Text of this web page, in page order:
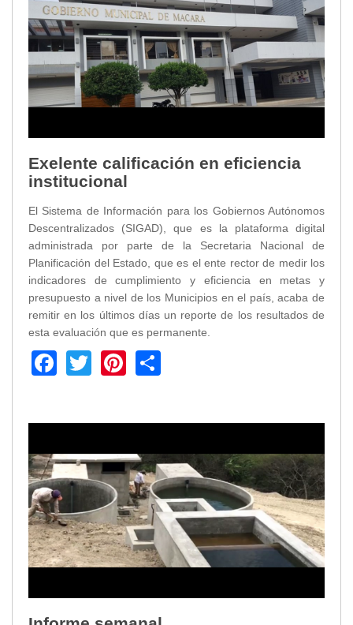
Exelente calificación en eficiencia
institucional
El Sistema de Información para los Gobiernos Autónomos
Descentralizados (SIGAD), que es la plataforma digital
administrada por parte de la Secretaria Nacional de
Planificación del Estado, que es el ente rector de medir los
indicadores de cumplimiento y eficiencia en metas y
presupuesto a nivel de los Municipios en el país, acaba de
remitir en los últimos días un reporte de los resultados de
esta evaluación que es permanente.
Facebook
TwitterPinterest